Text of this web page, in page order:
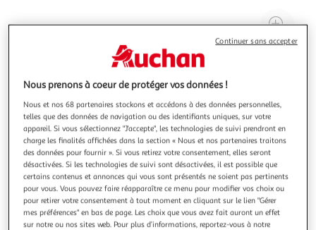
la
Illustration
précédente
Illustration
suivante
Nous prenons à coeur de protéger vos données !
Nous et nos 68 partenaires stockons et accédons à des données personnelles,
telles que des données de navigation ou des identifiants uniques, sur votre
appareil. Si vous sélectionnez "J'accepte", les technologies de suivi prendront en
charge les finalités affichées dans la section « Nous et nos partenaires traitons
des données pour fournir ». Si vous retirez votre consentement, elles seront
désactivées. Si les technologies de suivi sont désactivées, il est possible que
certains contenus et annonces qui vous sont présentés ne soient pas pertinents
pour vous. Vous pouvez faire réapparaître ce menu pour modifier vos choix ou
pour retirer votre consentement à tout moment en cliquant sur le lien "Gérer
mes préférences" en bas de page. Les choix que vous avez fait auront un effet
sur notre ou nos sites web. Pour plus d’informations, reportez-vous à notre
Continuer sans accepter